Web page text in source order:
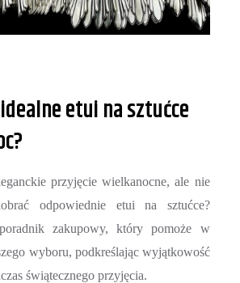
etui na sztućce
przyjęcie wielkanocne, ale nie
odpowiednie etui na sztućce?
zakupowy, który pomoże w
wyboru, podkreślając wyjątkowość
świątecznego przyjęcia.